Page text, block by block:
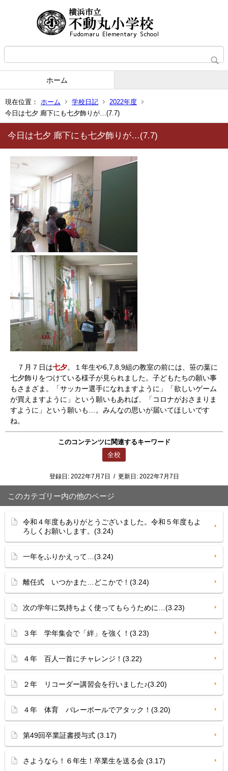
ホーム
現在位置： ホーム 学校日記
2022年度
今日は七夕 廊下にも七夕飾りが…(7.7)
今日は七夕 廊下にも七夕飾りが…(7.7)
７月７日は七夕。１年生や6,7,8,9組の教室の前には、笹の葉に
七夕飾りをつけている様子が見られました。子どもたちの願い事
もさまざま。「サッカー選手になれますように」「欲しいゲーム
が買えますように」という願いもあれば、「コロナがおさまりま
すように」という願いも…。みんなの思いが届いてほしいです
ね。
このコンテンツに関連するキーワード
全校
登録日: 2022年7月7日 / 更新日: 2022年7月7日
このカテゴリー内の他のページ
令和４年度もありがとうございました。令和５年度もよ
ろしくお願いします。(3.24)
一年をふりかえって…(3.24)
離任式 いつかまた…どこかで！(3.24)
次の学年に気持ちよく使ってもらうために…(3.23)
３年 学年集会で「絆」を強く！(3.23)
４年 百人一首にチャレンジ！(3.22)
２年 リコーダー講習会を行いました♪(3.20)
４年 体育 バレーボールでアタック！(3.20)
第49回卒業証書授与式 (3.17)
さようなら！６年生！卒業生を送る会 (3.17)